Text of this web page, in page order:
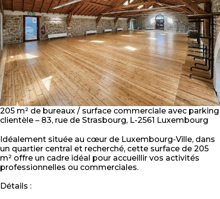
205 m² de bureaux / surface commerciale avec parking
clientèle – 83, rue de Strasbourg, L-2561 Luxembourg
Idéalement située au cœur de Luxembourg-Ville, dans
un quartier central et recherché, cette surface de 205
m² offre un cadre idéal pour accueillir vos activités
professionnelles ou commerciales.
Détails :